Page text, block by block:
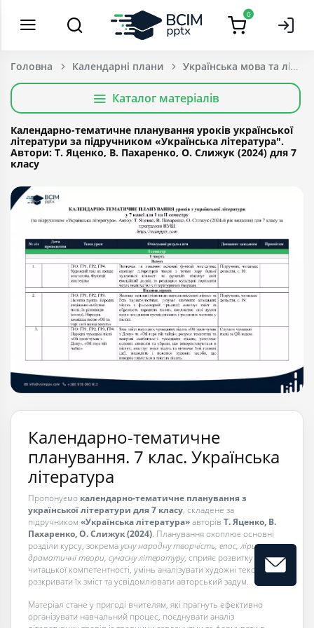
0
Головна Календарні плани Українська мова та
Каталог матеріалів
Календарно-тематичне планування уроків української
літератури за підручником «Українська література".
Автори: Т. Яценко, В. Пахаренко, О. Слижук (2024) для 7
класу
Календарно-тематичне
планування. 7 клас. Українська
література
Пропонуємо календарно-тематичне планування з
української літератури для 7 класу, складене за
підручником «Українська література»авторів Т. Яценко, В.
Пахаренко, О. Слижук (2024). Планування охоплює основні
розділи курсу, зокремаусну народну творчість, епос, лірику,
драматичні твори, сучасну літературу, сприяє розвитку
читацької компетентності, умінь аналізувати художні тексти,
розкривати їх зміст та усвідомлювати авторський задум.
Матеріал стане у пригоді вчителям, які прагнуть ефективно
організувати навчальний процес, поєднувати аналіз